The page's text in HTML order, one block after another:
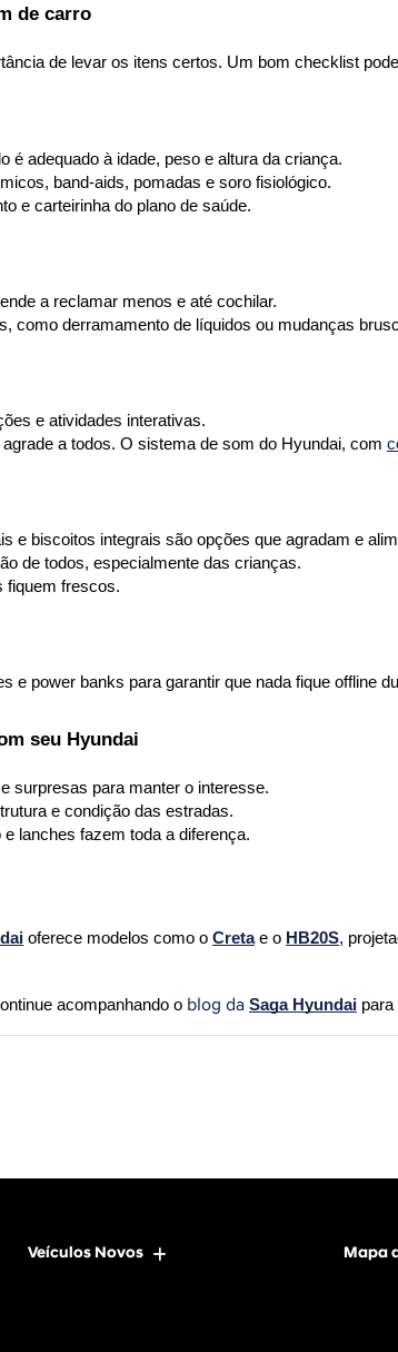
de carro
de levar os itens certos. Um bom checklist
é adequado à idade, peso e altura da criança.
band-aids, pomadas e soro fisiológico.
e carteirinha do plano de saúde.
a reclamar menos e até cochilar.
como derramamento de líquidos ou mudanças
e atividades interativas.
a todos. O sistema de som do Hyundai, com
e biscoitos integrais são opções que agradam e
de todos, especialmente das crianças.
fiquem frescos.
power banks para garantir que nada fique offline
seu Hyundai
surpresas para manter o interesse.
e condição das estradas.
lanches fazem toda a diferença.
oferece modelos como o Creta e o HB20S,
acompanhando o blog da Saga Hyundai
Veículos Novos Mapa